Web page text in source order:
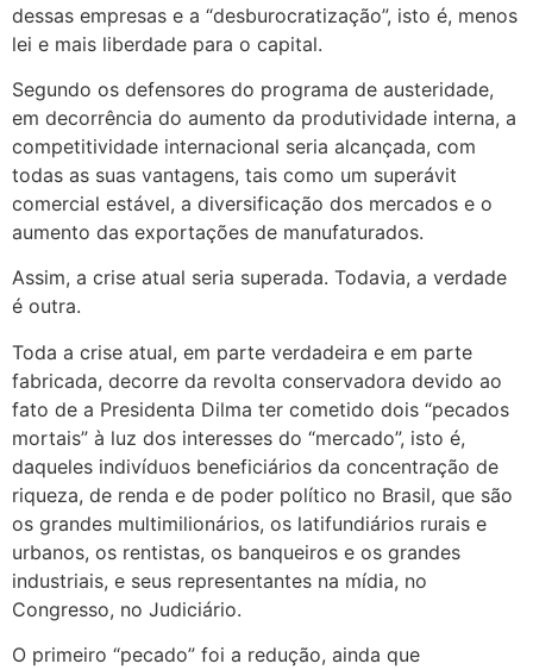
dessas empresas e a “desburocratização”, isto é, menos
lei e mais liberdade para o capital.
Segundo os defensores do programa de austeridade,
em decorrência do aumento da produtividade interna, a
competitividade internacional seria alcançada, com
todas as suas vantagens, tais como um superávit
comercial estável, a diversificação dos mercados e o
aumento das exportações de manufaturados.
Assim, a crise atual seria superada. Todavia, a verdade
é outra.
Toda a crise atual, em parte verdadeira e em parte
fabricada, decorre da revolta conservadora devido ao
fato de a Presidenta Dilma ter cometido dois “pecados
mortais” à luz dos interesses do “mercado”, isto é,
daqueles indivíduos beneficiários da concentração de
riqueza, de renda e de poder político no Brasil, que são
os grandes multimilionários, os latifundiários rurais e
urbanos, os rentistas, os banqueiros e os grandes
industriais, e seus representantes na mídia, no
Congresso, no Judiciário.
O primeiro “pecado” foi a redução, ainda que